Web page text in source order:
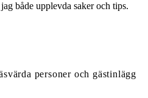
både upplevda saker och tips.
personer och gästinlägg